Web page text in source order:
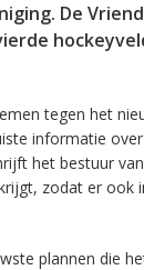
De
tegen het
informatie
het bestuur
zodat er ook
plannen die